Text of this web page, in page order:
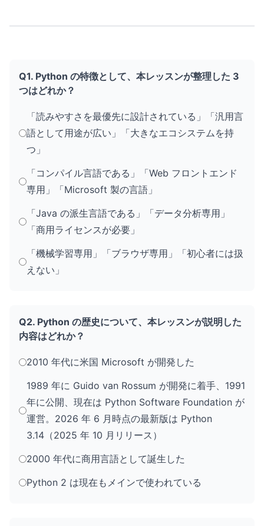
Q1. Python の特徴として、本レッスンが整理した 3
つはどれか？
「読みやすさを最優先に設計されている」「汎用言
語として用途が広い」「大きなエコシステムを持
つ」
「コンパイル言語である」「Web フロントエンド
専用」「Microsoft 製の言語」
「Java の派生言語である」「データ分析専用」
「商用ライセンスが必要」
「機械学習専用」「ブラウザ専用」「初心者には扱
えない」
Q2. Python の歴史について、本レッスンが説明した
内容はどれか？
2010 年代に米国 Microsoft が開発した
1989 年に Guido van Rossum が開発に着手、1991
年に公開、現在は Python Software Foundation が
運営。2026 年 6 月時点の最新版は Python
3.14（2025 年 10 月リリース）
2000 年代に商用言語として誕生した
Python 2 は現在もメインで使われている